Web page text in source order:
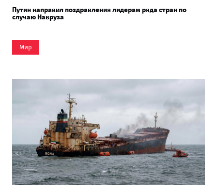
Путин направил поздравления лидерам ряда стран по
случаю Навруза
Мир